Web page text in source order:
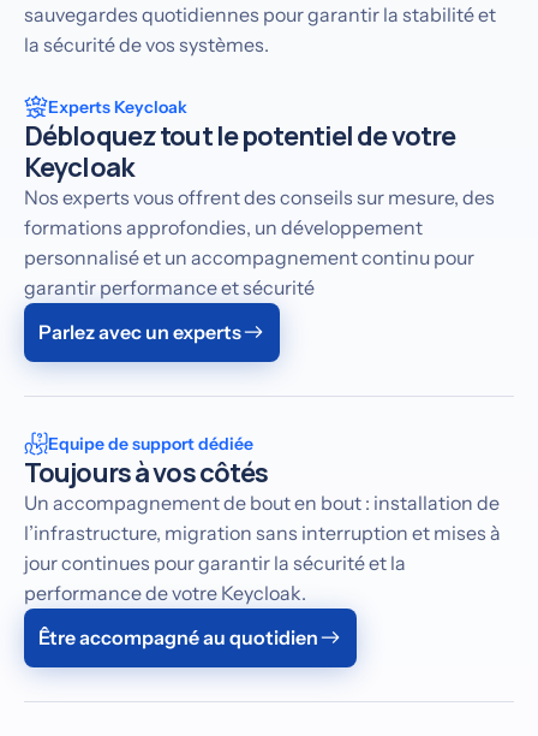
sauvegardes quotidiennes pour garantir la stabilité et
la sécurité de vos systèmes.
Experts Keycloak
Débloquez tout le potentiel de votre
Keycloak
Nos experts vous offrent des conseils sur mesure, des
formations approfondies, un développement
personnalisé et un accompagnement continu pour
garantir performance et sécurité
Parlez avec un experts
Equipe de support dédiée
Toujours à vos côtés
Un accompagnement de bout en bout : installation de
l’infrastructure, migration sans interruption et mises à
jour continues pour garantir la sécurité et la
performance de votre Keycloak.
Être accompagné au quotidien